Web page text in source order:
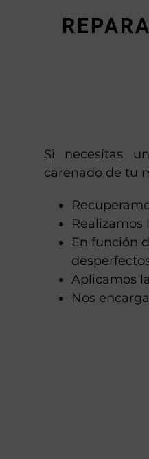
Si necesitas
carenado de tu
Realizamos
En función
Aplicamos
Nos